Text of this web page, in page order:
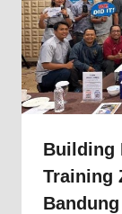
Building
Training
Bandung